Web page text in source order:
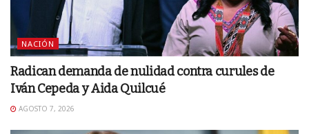
NACIÓN
Radican demanda de nulidad contra curules de
Iván Cepeda y Aida Quilcué
AGOSTO 7, 2026